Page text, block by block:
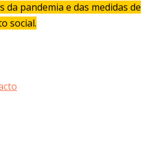
pandemia e das medidas de
social.